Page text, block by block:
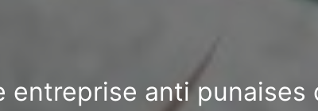
entreprise anti